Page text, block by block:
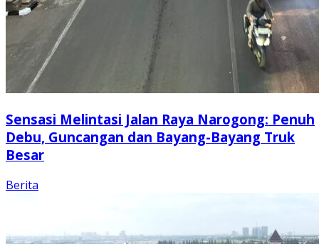
Sensasi Melintasi Jalan Raya Narogong: Penuh
Debu, Guncangan dan Bayang-Bayang Truk
Besar
Berita